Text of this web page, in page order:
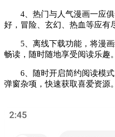
4、热门与人气漫画一应俱
好，冒险、玄幻、热血等应有
5、离线下载功能，将漫画
畅读，随时随地享受阅读乐趣。
6、随时开启简约阅读模式
弹窗杂项，快速获取喜爱资源。